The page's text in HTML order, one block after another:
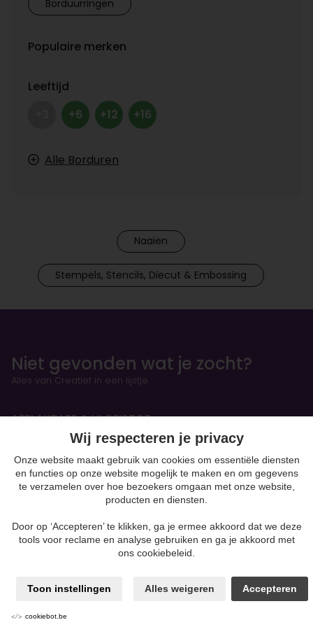
Borduurringen
Populaire merken
Leeftijd
+6 +12 +16
Alle Borduren
Naaien
Stempels, Stencils, Diecut & Embossing
Niet gevonden wat je zocht?
Alles van Creatief in een lijstje.
AFPLAKTAPE & VLOEISTOF
HANDBOEKEN & OEFENSCHRIFTEN
Figurines
BOETSEREN & GIETEN
Klei-soorten
Kaarsen & Zeep maken
moulding
Wij respecteren je privacy
Onze website maakt gebruik van cookies om essentiële diensten
en functies op onze website mogelijk te maken en om gegevens
te verzamelen over hoe bezoekers omgaan met onze website,
producten en diensten.
Door op ‘Accepteren’ te klikken, ga je ermee akkoord dat we deze
tools voor reclame en analyse gebruiken en ga je akkoord met
ons cookiebeleid.
Toon instellingen Alles weigeren Accepteren
cookiebot.be